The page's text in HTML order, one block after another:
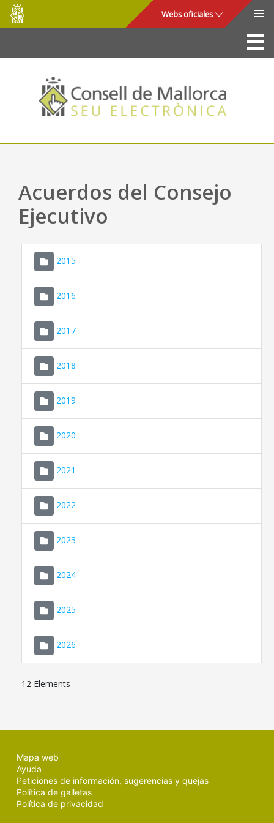
Saltar al contenido principal
Consell
de
Mallorca
Webs oficiales
La Sede
Consejo de Mallorca
Acceso y seguridad
Utilidades
Mapa web
Ayuda
Acuerdos del Consejo
Ejecutivo
2015
2016
2017
2018
2019
2020
2021
2022
2023
2024
2025
2026
12 Elements
Mapa web
Ayuda
Peticiones de información, sugerencias y quejas
Política de galletas
Política de privacidad